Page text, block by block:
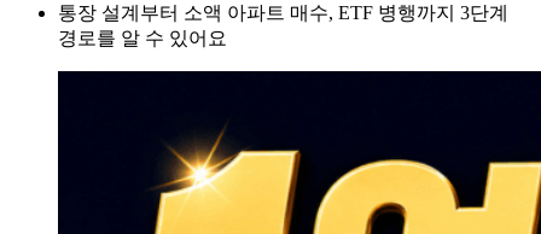
통장 설계부터 소액 아파트 매수, ETF 병행까지 3단계
경로를 알 수 있어요